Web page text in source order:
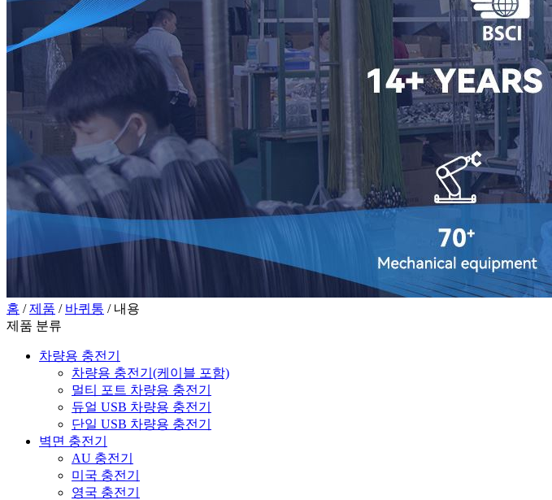
홈 /제품 / 바퀴통 / 내용
제품 분류
차량용 충전기
차량용 충전기(케이블 포함)
멀티 포트 차량용 충전기
듀얼 USB 차량용 충전기
단일 USB 차량용 충전기
벽면 충전기
AU 충전기
미국 충전기
영국 충전기